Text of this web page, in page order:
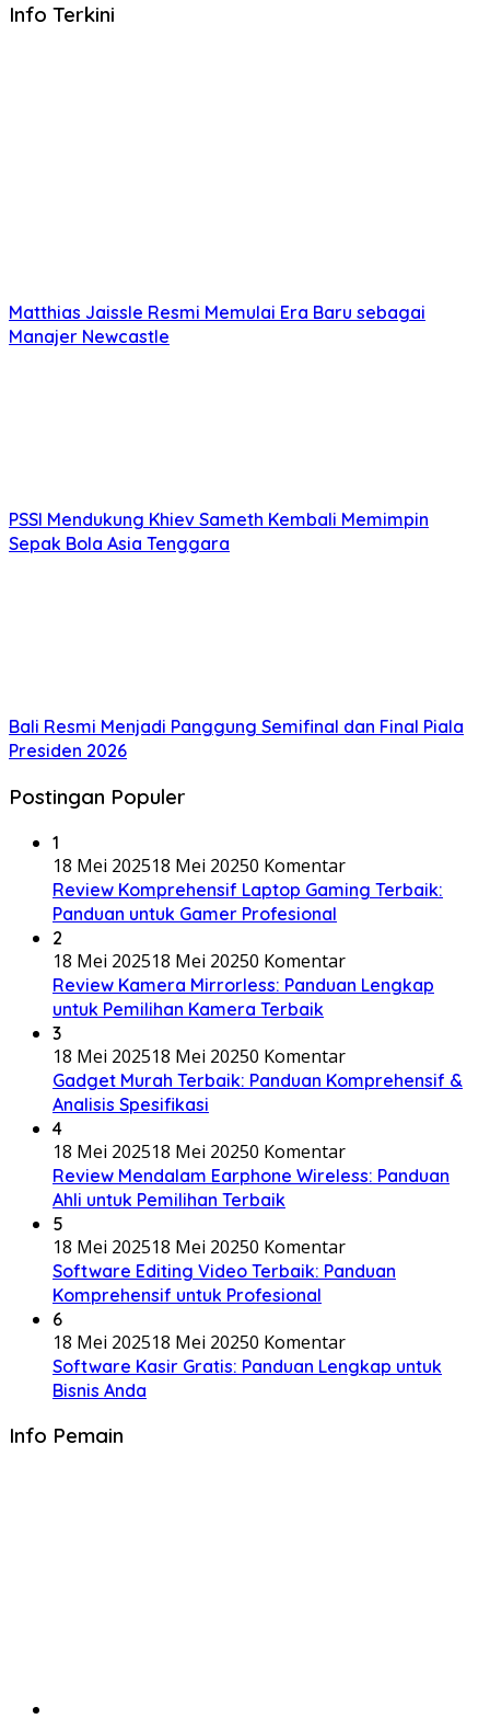
Info Terkini
Matthias Jaissle Resmi Memulai Era Baru sebagai
Manajer Newcastle
PSSI Mendukung Khiev Sameth Kembali Memimpin
Sepak Bola Asia Tenggara
Bali Resmi Menjadi Panggung Semifinal dan Final Piala
Presiden 2026
Postingan Populer
1
18 Mei 202518 Mei 20250 Komentar
Review Komprehensif Laptop Gaming Terbaik:
Panduan untuk Gamer Profesional
2
18 Mei 202518 Mei 20250 Komentar
Review Kamera Mirrorless: Panduan Lengkap
untuk Pemilihan Kamera Terbaik
3
18 Mei 202518 Mei 20250 Komentar
Gadget Murah Terbaik: Panduan Komprehensif &
Analisis Spesifikasi
4
18 Mei 202518 Mei 20250 Komentar
Review Mendalam Earphone Wireless: Panduan
Ahli untuk Pemilihan Terbaik
5
18 Mei 202518 Mei 20250 Komentar
Software Editing Video Terbaik: Panduan
Komprehensif untuk Profesional
6
18 Mei 202518 Mei 20250 Komentar
Software Kasir Gratis: Panduan Lengkap untuk
Bisnis Anda
Info Pemain